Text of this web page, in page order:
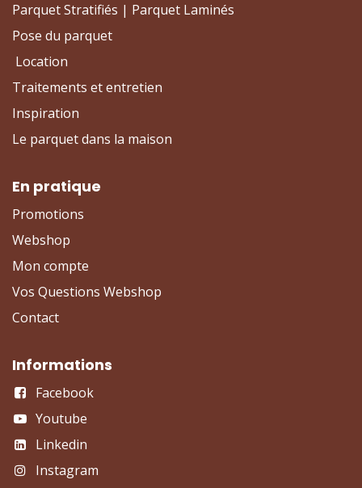
Parquet Stratifiés | Parquet Laminés
Pose du parquet
Location
Traitements et entretien
Inspiration
Le parquet dans la maison
En pratique
Promotions
Webshop
Mon compte
Vos Questions Webshop
Contact
Informations
Facebook
Youtube
Linkedin
Instagram